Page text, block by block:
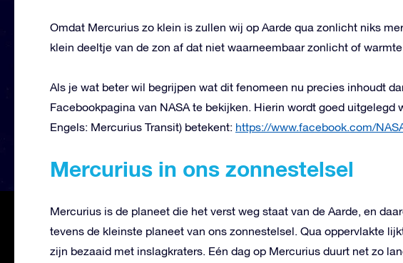
Omdat Mercurius zo klein is zullen wij op Aarde qua zonlicht niks
klein deeltje van de zon af dat niet waarneembaar zonlicht of
Als je wat beter wil begrijpen wat dit fenomeen nu precies inhoudt
Facebookpagina van NASA te bekijken. Hierin wordt goed uitgelegd
Engels: Mercurius Transit) betekent: https://www.facebook.com/
Mercurius in ons zonnestelsel
Mercurius is de planeet die het verst weg staat van de Aarde, en
tevens de kleinste planeet van ons zonnestelsel. Qua oppervlakte
zijn bezaaid met inslagkraters. Eén dag op Mercurius duurt net zo